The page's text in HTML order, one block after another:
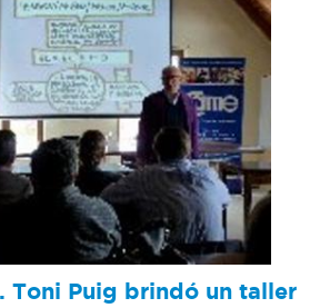
Toni Puig brindó un taller